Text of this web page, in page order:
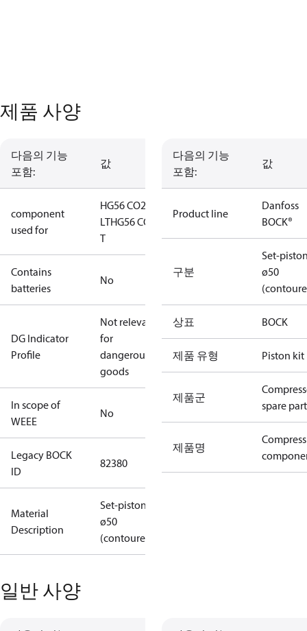
제품 사양
다음의 기능
포함:
값
component
used for
HG56 CO2
LTHG56 CO2
T
Contains
batteries
No
DG Indicator
Profile
Not relevant
for
dangerous
goods
In scope of
WEEE
No
Legacy BOCK
ID
82380
Material
Description
Set-piston
ø50
(contoured)
다음의 기능
포함:
값
Product line
Danfoss
BOCK®
구분
Set-
ø50
상표 BOCK
제품 유형 Piston kit
제품군
spare
제품명
일반 사양